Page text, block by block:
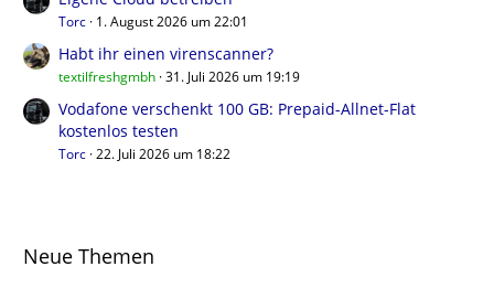
Torc 1. August 2026 um 22:01
Habt ihr einen virenscanner?
textilfreshgmbh 31. Juli 2026 um 19:19
Vodafone verschenkt 100 GB: Prepaid-Allnet-Flat
kostenlos testen
Torc 22. Juli 2026 um 18:22
Neue Themen